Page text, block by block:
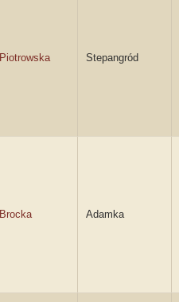
Piotrowska Stepangród
Brocka Adamka